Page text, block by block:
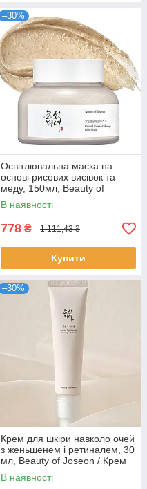
–30%
Освітлювальна маска на
основі рисових висівок та
меду, 150мл, Beauty of
Joseon / Очищаюча маска
для обличчя для всіх типів
В наявності
778 ₴ 1 111,43 ₴
Купити
–30%
Крем для шкіри навколо очей
з женьшенем і ретиналем, 30
мл, Beauty of Joseon / Крем
навколо очей / Крем для зони
навколо очей
В наявності